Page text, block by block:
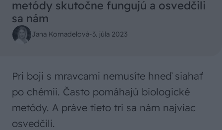
metódy skutočne fungujú a osvedčili
sa nám
Jana Komadelová-3. júla 2023
Pri boji s mravcami nemusíte hneď siahať
po chémii. Často pomáhajú biologické
metódy. A práve tieto tri sa nám najviac
osvedčili.